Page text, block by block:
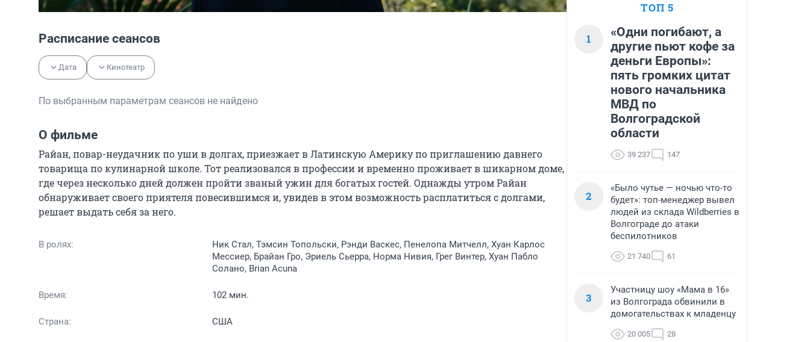
Расписание сеансов
Дата Кинотеатр
По выбранным параметрам сеансов не найдено
О фильме
Райан, повар-неудачник по уши в долгах, приезжает в Латинскую Америку по приглашению давнего
товарища по кулинарной школе. Тот реализовался в профессии и временно проживает в шикарном доме,
где через несколько дней должен пройти званый ужин для богатых гостей. Однажды утром Райан
обнаруживает своего приятеля повесившимся и, увидев в этом возможность расплатиться с долгами,
решает выдать себя за него.
В ролях:
Ник Стал, Тэмсин Топольски, Рэнди Васкес, Пенелопа Митчелл, Хуан Карлос
Мессиер, Брайан Гро, Эриель Сьерра, Норма Нивия, Грег Винтер, Хуан Пабло
Солано, Brian Acuna
Время: 102 мин.
Страна: США
ТОП 5
1
«Одни погибают, а
другие пьют кофе за
деньги Европы»:
пять громких цитат
нового начальника
МВД по
Волгоградской
области
39 237 147
2
«Было чутье — ночью что-то
будет»: топ-менеджер вывел
людей из склада Wildberries в
Волгограде до атаки
беспилотников
21 740 61
3
Участницу шоу «Мама в 16»
из Волгограда обвинили в
домогательствах к младенцу
20 005 28